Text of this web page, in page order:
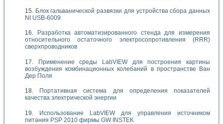
Блок гальванической развязки для устройства сбора данных
NI USB-6009
Разработка автоматизированного стенда для измерения
относительного остаточного электросопротивления (RRR)
сверхпроводников
Применение среды LabVIEW для построения картины
возбуждения комбинационных колебаний в пространстве Ван
Дер Поля
Портативная система для определения показателей
качества электрической энергии
Использование LabVIEW для управления источником
питания PSP 2010 фирмы GW INSTEK